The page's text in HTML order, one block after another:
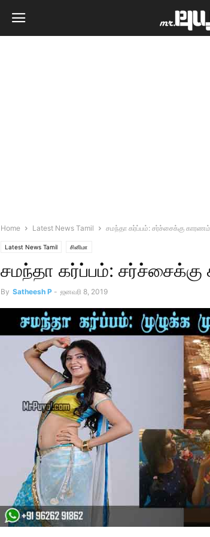
Home Latest News Tamil சமந்தா கர்ப்பம்: சர்ச்சைக்கு காரணம்
Latest News Tamil சினிமா
சமந்தா கர்ப்பம்: சர்ச்சைக்கு
By Satheesh P - ஜனவரி 8, 2019